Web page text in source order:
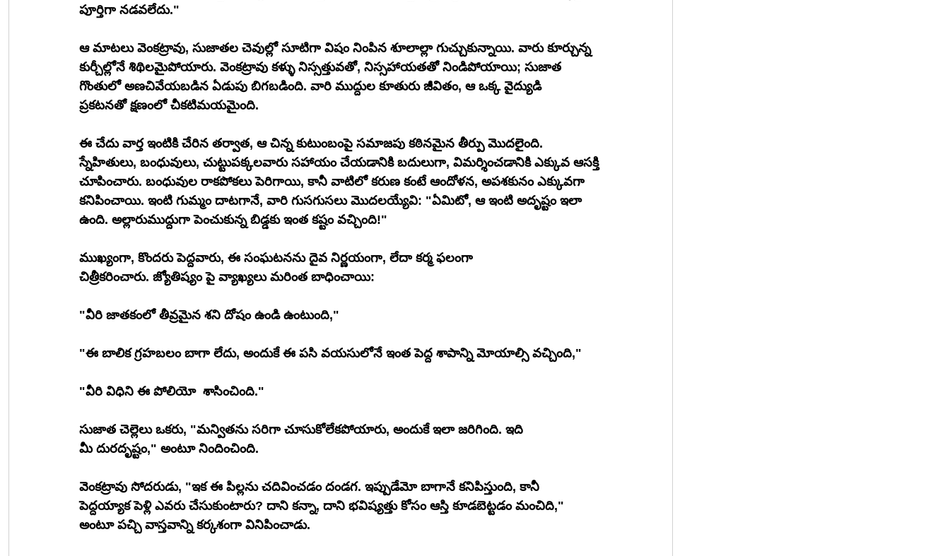
పూర్తిగా నడవలేదు."
ఆ మాటలు వెంకట్రావు, సుజాతల చెవుల్లో సూటిగా విషం నింపిన శూలాల్లా గుచ్చుకున్నాయి. వారు కూర్చున్న
కుర్చీల్లోనే శిథిలమైపోయారు. వెంకట్రావు కళ్ళు నిస్సత్తువతో, నిస్సహాయతతో నిండిపోయాయి; సుజాత
గొంతులో అణచివేయబడిన ఏడుపు బిగబడింది. వారి ముద్దుల కూతురు జీవితం, ఆ ఒక్క వైద్యుడి
ప్రకటనతో క్షణంలో చీకటిమయమైంది.
ఈ చేదు వార్త ఇంటికి చేరిన తర్వాత, ఆ చిన్న కుటుంబంపై సమాజపు కఠినమైన తీర్పు మొదలైంది.
స్నేహితులు, బంధువులు, చుట్టుపక్కలవారు సహాయం చేయడానికి బదులుగా, విమర్శించడానికి ఎక్కువ ఆసక్తి
చూపించారు. బంధువుల రాకపోకలు పెరిగాయి, కానీ వాటిలో కరుణ కంటే ఆందోళన, అపశకునం ఎక్కువగా
కనిపించాయి. ఇంటి గుమ్మం దాటగానే, వారి గుసగుసలు మొదలయ్యేవి: "ఏమిటో, ఆ ఇంటి అదృష్టం ఇలా
ఉంది. అల్లారుముద్దుగా పెంచుకున్న బిడ్డకు ఇంత కష్టం వచ్చింది!"
ముఖ్యంగా, కొందరు పెద్దవారు, ఈ సంఘటనను దైవ నిర్ణయంగా, లేదా కర్మ ఫలంగా
చిత్రీకరించారు. జ్యోతిష్యం పై వ్యాఖ్యలు మరింత బాధించాయి:
"వీరి జాతకంలో తీవ్రమైన శని దోషం ఉండి ఉంటుంది,"
"ఈ బాలిక గ్రహబలం బాగా లేదు, అందుకే ఈ పసి వయసులోనే ఇంత పెద్ద శాపాన్ని మోయాల్సి వచ్చింది,"
"వీరి విధిని ఈ పోలియో  శాసించింది."
సుజాత చెల్లెలు ఒకరు, "మన్వితను సరిగా చూసుకోలేకపోయారు, అందుకే ఇలా జరిగింది. ఇది
మీ దురదృష్టం," అంటూ నిందించింది.
వెంకట్రావు సోదరుడు, "ఇక ఈ పిల్లను చదివించడం దండగ. ఇప్పుడేమో బాగానే కనిపిస్తుంది, కానీ
పెద్దయ్యాక పెళ్లి ఎవరు చేసుకుంటారు? దాని కన్నా, దాని భవిష్యత్తు కోసం ఆస్తి కూడబెట్టడం మంచిది,"
అంటూ పచ్చి వాస్తవాన్ని కర్కశంగా వినిపించాడు.